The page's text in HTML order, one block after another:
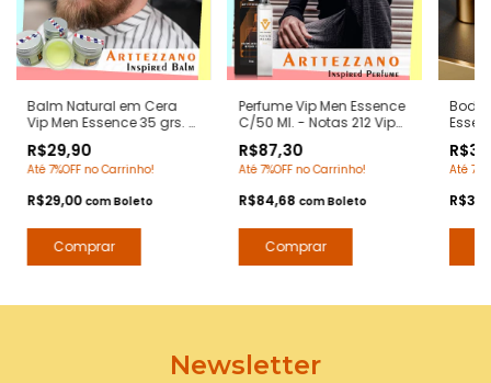
Balm Natural em Cera
Vip Men Essence 35 grs. -
Carolina Herrera -
Pomada Modeladora
Bigode
R$29,90
Até 7%OFF no Carrinho!
R$29,00 comBoleto
Perfume Vip Men Essence
C/50 Ml. - Notas 212 Vip
Contratipos Premium -
Arte 1 Perfumes
R$87,30
Até 7%OFF no Carrinho!
R$84,68 comBoleto
Body
Até
Newsletter